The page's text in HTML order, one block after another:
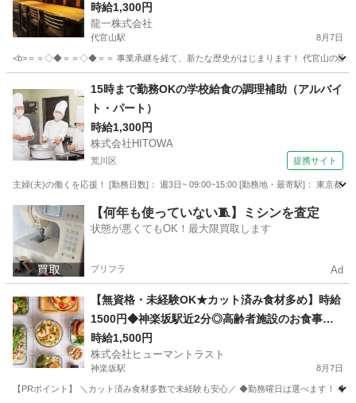
時給1,300円
龍一株式会社
代官山駅 8月7日
<b>＝＝◇◆＝＝◇◆＝＝ 事業承継を経て、新たな歴史がはじまります！ 代官山の隠
代官山駅 その他 隠れ家
15時まで勤務OKの学校給食の調理補助（アルバイ
ト・パート）
時給1,300円
株式会社HITOWA
荒川区 提携サイト
主婦(夫)の働くを応援！ [勤務日数]： 週3日~ 09:00~15:00 [勤務地・最寄駅]： 東京都
東京 荒川区 その他
【何年も使っていない🧵】ミシンを査定
状態が悪くてもOK！最大限買取します
プリフラ Ad
【無資格・未経験OK★カット済み食材多め】時給
1500円◆神楽坂駅近2分◎高齢者施設のお食事調
理(ES1W-3808)
時給1,500円
株式会社ヒューマントラスト
神楽坂駅 8月7日
【PRポイント】 ＼カット済み食材多数で未経験も安心／ ◆勤務曜日は選べます！